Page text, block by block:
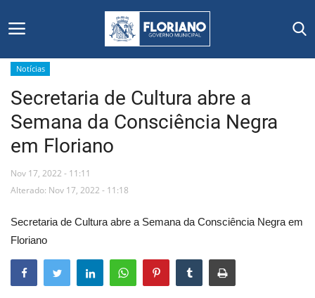
Início
Editais
Floriano
Mural de Licitações
Notícias
Notícias
Secretaria de Cultura abre a
Semana da Consciência Negra
em Floriano
Nov 17, 2022 - 11:11
Alterado: Nov 17, 2022 - 11:18
Secretaria de Cultura abre a Semana da Consciência Negra em
Floriano